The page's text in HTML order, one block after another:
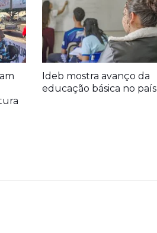
Ideb mostra avanço da
educação básica no país